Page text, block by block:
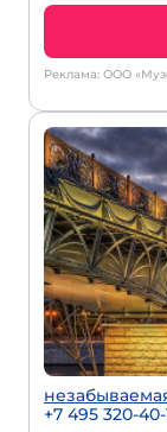
Реклама: ООО
+7 495 320-40-